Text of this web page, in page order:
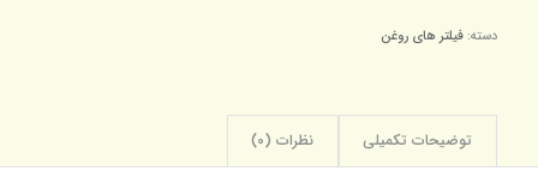
دسته: فیلتر های روغن
توضیحات تکمیلی نظرات (0)